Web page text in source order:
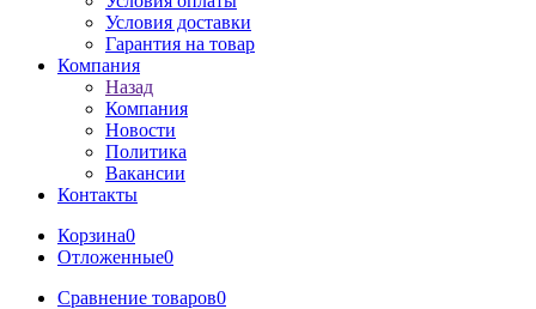
Условия доставки
Гарантия на товар
Компания
Назад
Компания
Новости
Политика
Вакансии
Контакты
Корзина0
Отложенные0
Сравнение товаров0